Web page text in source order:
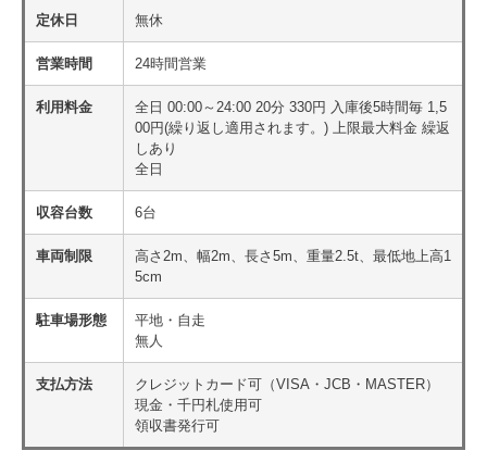
定休日 無休
営業時間 24時間営業
利用料金
全日 00:00～24:00 20分 330円 入庫後5時間毎 1,5
00円(繰り返し適用されます。) 上限最大料金 繰返
しあり
全日
収容台数 6台
車両制限
高さ2m、幅2m、長さ5m、重量2.5t、最低地上高1
5cm
駐車場形態
平地・自走
無人
支払方法
クレジットカード可（VISA・JCB・MASTER）
現金・千円札使用可
領収書発行可